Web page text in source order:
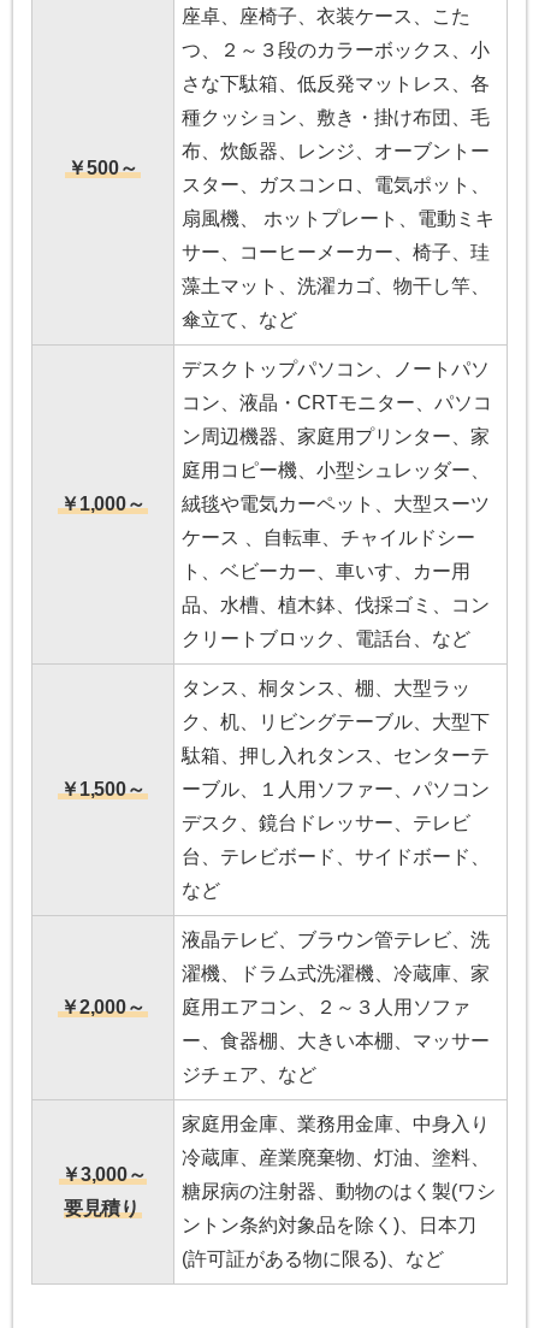
￥500～
座卓、座椅子、衣装ケース、こた
つ、２～３段のカラーボックス、小
さな下駄箱、低反発マットレス、各
種クッション、敷き・掛け布団、毛
布、炊飯器、レンジ、オーブントー
スター、ガスコンロ、電気ポット、
扇風機、 ホットプレート、電動ミキ
サー、コーヒーメーカー、椅子、珪
藻土マット、洗濯カゴ、物干し竿、
傘立て、など
￥1,000～
デスクトップパソコン、ノートパソ
コン、液晶・CRTモニター、パソコ
ン周辺機器、家庭用プリンター、家
庭用コピー機、小型シュレッダー、
絨毯や電気カーペット、大型スーツ
ケース 、自転車、チャイルドシー
ト、ベビーカー、車いす、カー用
品、水槽、植木鉢、伐採ゴミ、コン
クリートブロック、電話台、など
￥1,500～
タンス、桐タンス、棚、大型ラッ
ク、机、リビングテーブル、大型下
駄箱、押し入れタンス、センターテ
ーブル、１人用ソファー、パソコン
デスク、鏡台ドレッサー、テレビ
台、テレビボード、サイドボード、
など
￥2,000～
液晶テレビ、ブラウン管テレビ、洗
濯機、ドラム式洗濯機、冷蔵庫、家
庭用エアコン、２～３人用ソファ
ー、食器棚、大きい本棚、マッサー
ジチェア、など
￥3,000～
要見積り
家庭用金庫、業務用金庫、中身入り
冷蔵庫、産業廃棄物、灯油、塗料、
糖尿病の注射器、動物のはく製(ワシ
ントン条約対象品を除く)、日本刀
(許可証がある物に限る)、など